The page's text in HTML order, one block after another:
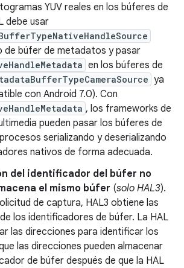
YUV reales en los búferes de
debe usar
de búfer de metadatos y pasar
en los búferes de
ya
con Android 7.0). Con
, los frameworks de
pueden pasar los búferes de
serializando y deserializando
nativos de forma adecuada.
del identificador del búfer no
el mismo búfer (solo HAL3).
de captura, HAL3 obtiene las
los identificadores de búfer. La HAL
las direcciones para identificar los
las direcciones pueden almacenar
de búfer después de que la HAL